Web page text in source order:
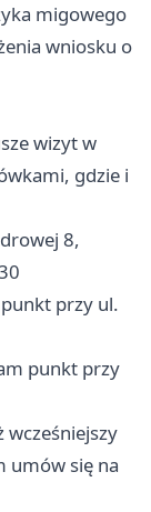
migowego
wniosku o
wizyt w
gdzie i
8,
przy ul.
punkt przy
wcześniejszy
umów się na